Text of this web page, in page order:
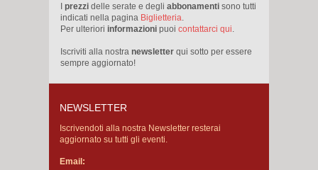
I prezzi delle serate e degli abbonamenti sono tutti
indicati nella pagina Biglietteria
Per ulteriori informazioni puoi contattarci qui
Iscriviti alla nostra newsletter qui sotto per essere
sempre aggiornato!
NEWSLETTER
Iscrivendoti alla nostra Newsletter resterai
aggiornato su tutti gli eventi.
Email: